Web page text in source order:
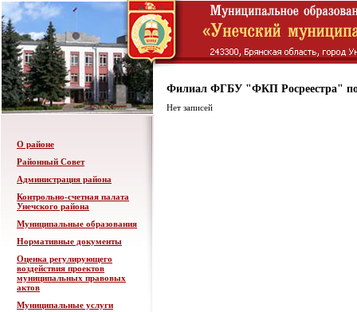
О районе
Районный Совет
Администрация района
Контрольно-счетная палата
Унечского района
Муниципальные образования
Нормативные документы
Оценка регулирующего
воздействия проектов
муниципальных правовых
актов
Муниципальные услуги
Филиал ФГБУ "ФКП Росреестра" по
Нет записей